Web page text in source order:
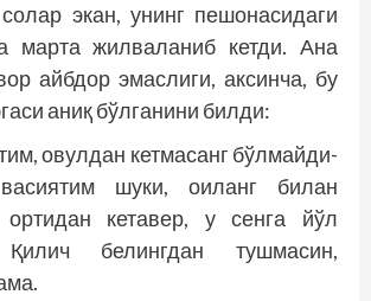
экан, унинг пешонасидаги
марта жилваланиб кетди. Ана
айбдор эмаслиги, аксинча, бу
аниқ бўлганини билди:
овулдан кетмасанг бўлмайди-
шуки, оиланг билан
ортидан кетавер, у сенга йўл
Қилич белингдан тушмасин,